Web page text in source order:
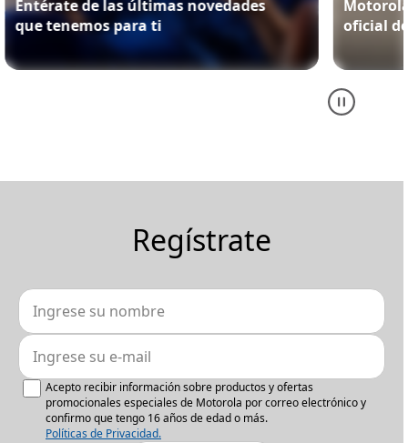
Entérate de las últimas novedades
que tenemos para ti
oficial
Regístrate
Acepto recibir información sobre productos y ofertas
promocionales especiales de Motorola por correo electrónico y
confirmo que tengo 16 años de edad o más.
Políticas de Privacidad.